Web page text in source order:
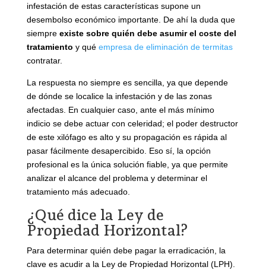
infestación de estas características supone un
desembolso económico importante. De ahí la duda que
siempre existe sobre quién debe asumir el coste del
tratamiento y qué empresa de eliminación de termitas
contratar.
La respuesta no siempre es sencilla, ya que depende
de dónde se localice la infestación y de las zonas
afectadas. En cualquier caso, ante el más mínimo
indicio se debe actuar con celeridad; el poder destructor
de este xilófago es alto y su propagación es rápida al
pasar fácilmente desapercibido. Eso sí, la opción
profesional es la única solución fiable, ya que permite
analizar el alcance del problema y determinar el
tratamiento más adecuado.
¿Qué dice la Ley de
Propiedad Horizontal?
Para determinar quién debe pagar la erradicación, la
clave es acudir a la Ley de Propiedad Horizontal (LPH).